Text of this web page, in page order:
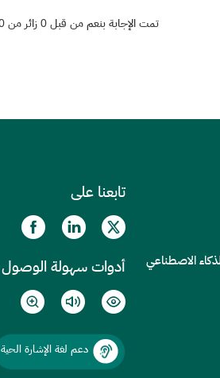
تمت الإجابة بنعم من قبل 0 زائر من 0 إجابة
الاصطناعي
تابعنا على
أدوات سهولة الوصول
دعم لغة الإشارة الحية